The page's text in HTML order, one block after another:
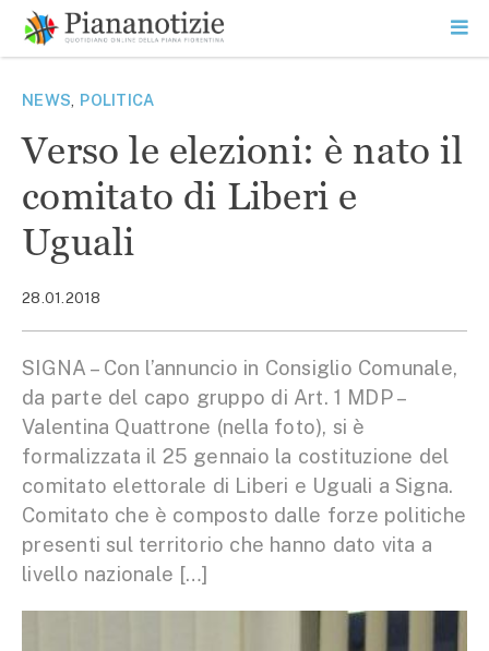
contenuto
SEARCH
NEWS POLITICA
Verso le elezioni: è nato il
comitato di Liberi e
Uguali
28.01.2018
SIGNA – Con l’annuncio in Consiglio Comunale,
da parte del capo gruppo di Art. 1 MDP –
Valentina Quattrone (nella foto), si è
formalizzata il 25 gennaio la costituzione del
comitato elettorale di Liberi e Uguali a Signa.
Comitato che è composto dalle forze politiche
presenti sul territorio che hanno dato vita a
livello nazionale […]